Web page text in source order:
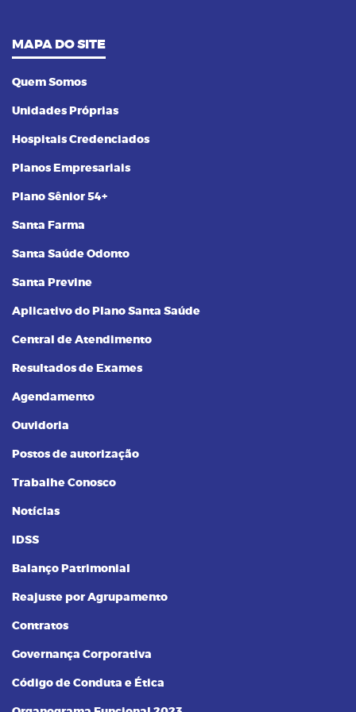
MAPA DO SITE
Quem Somos
Unidades Próprias
Hospitais Credenciados
Planos Empresariais
Plano Sênior 54+
Santa Farma
Santa Saúde Odonto
Santa Previne
Aplicativo do Plano Santa Saúde
Central de Atendimento
Resultados de Exames
Agendamento
Ouvidoria
Postos de autorização
Trabalhe Conosco
Notícias
IDSS
Balanço Patrimonial
Reajuste por Agrupamento
Contratos
Governança Corporativa
Código de Conduta e Ética